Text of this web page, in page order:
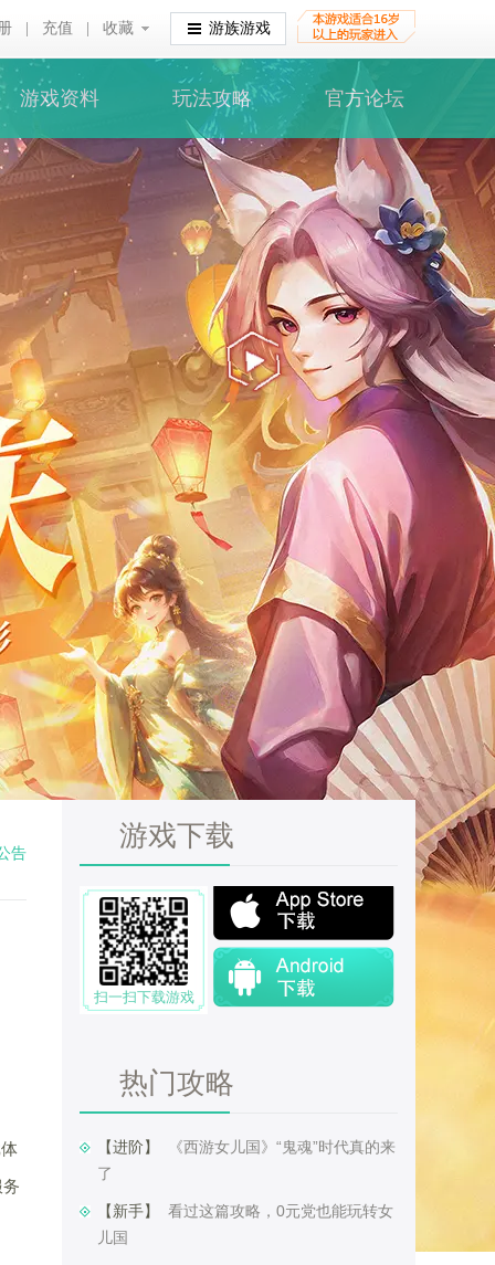
充值 收藏
收藏 游族游戏
游戏资料 玩法攻略 官方论坛
告
游戏下载
扫一扫下载游戏
热门攻略
【进阶】 ​
《西游女儿国》“鬼魂”时代真的来
了
【新手】 ​ 看过这篇攻略，0元党也能玩转女
儿国